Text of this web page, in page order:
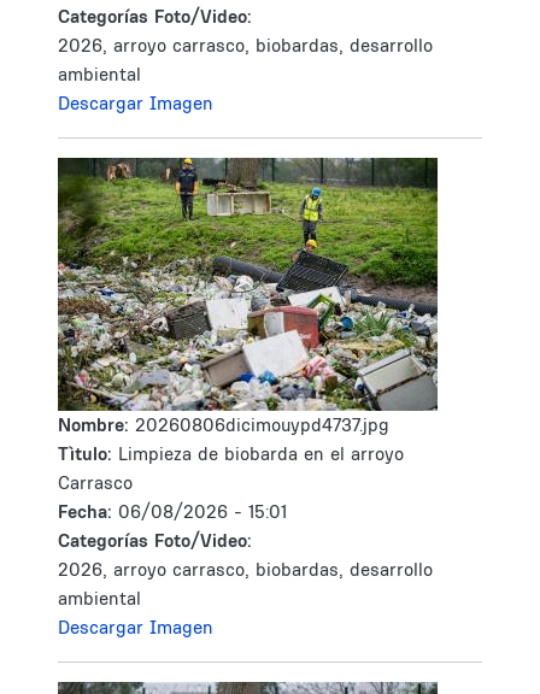
Categorías Foto/Video:
2026, arroyo carrasco, biobardas, desarrollo
ambiental
Descargar Imagen
Nombre: 20260806dicimouypd4737.jpg
Tìtulo: Limpieza de biobarda en el arroyo
Carrasco
Fecha: 06/08/2026 - 15:01
Categorías Foto/Video:
2026, arroyo carrasco, biobardas, desarrollo
ambiental
Descargar Imagen